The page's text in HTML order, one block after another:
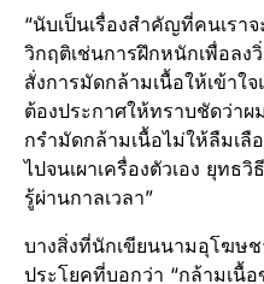
“นับเป็นเรื่องสำคัญที่คนเรา
วิกฤติเช่นการฝึกหนักเพื่อลง
สั่งการมัดกล้ามเนื้อให้เข้าใ
ต้องประกาศให้ทราบชัดว่าผ
กรำมัดกล้ามเนื้อไม่ให้ลืมเลื
ไปจนเผาเครื่องตัวเอง ยุทธ
รู้ผ่านกาลเวลา”
บางสิ่งที่นักเขียนนามอุโฆษ
ประโยคที่บอกว่า “กล้ามเนื้